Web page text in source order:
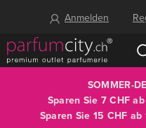
Anmelden
SOMMER-
Sparen Sie 7 CHF
Sparen Sie 15 CHF ab